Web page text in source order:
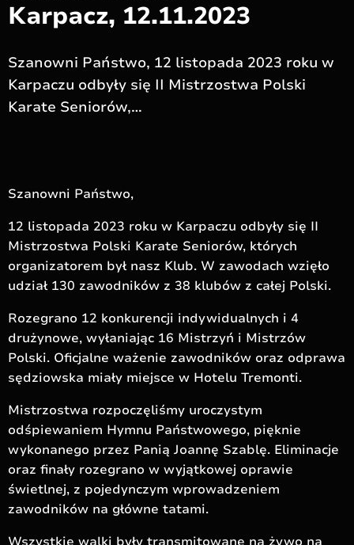
Karpacz, 12.11.2023
Szanowni Państwo, 12 listopada 2023 roku w
Karpaczu odbyły się II Mistrzostwa Polski
Karate Seniorów,…
Szanowni Państwo,
12 listopada 2023 roku w Karpaczu odbyły się II
Mistrzostwa Polski Karate Seniorów, których
organizatorem był nasz Klub. W zawodach wzięło
udział 130 zawodników z 38 klubów z całej Polski.
Rozegrano 12 konkurencji indywidualnych i 4
drużynowe, wyłaniając 16 Mistrzyń i Mistrzów
Polski. Oficjalne ważenie zawodników oraz odprawa
sędziowska miały miejsce w Hotelu Tremonti.
Mistrzostwa rozpoczęliśmy uroczystym
odśpiewaniem Hymnu Państwowego, pięknie
wykonanego przez Panią Joannę Szablę. Eliminacje
oraz finały rozegrano w wyjątkowej oprawie
świetlnej, z pojedynczym wprowadzeniem
zawodników na główne tatami.